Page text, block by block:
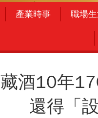
產業時事 職場
藏酒10年
還得「